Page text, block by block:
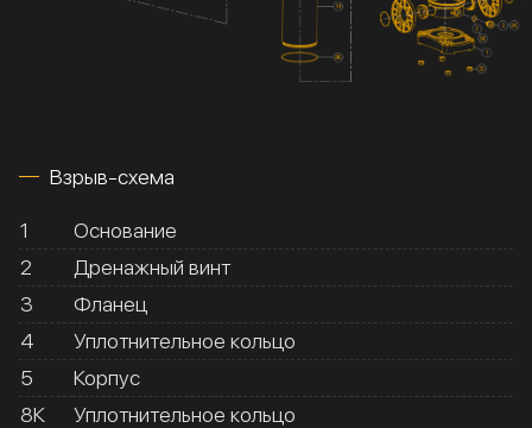
Взрыв-схема
1
Основание
2
Дренажный винт
3
Фланец
4
Уплотнительное кольцо
5
Корпус
8К
Уплотнительное кольцо